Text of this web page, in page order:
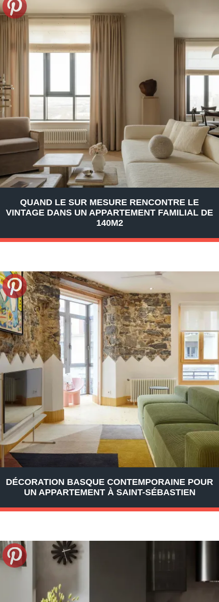
QUAND LE SUR MESURE RENCONTRE LE
VINTAGE DANS UN APPARTEMENT FAMILIAL DE
140M2
DÉCORATION BASQUE CONTEMPORAINE POUR
UN APPARTEMENT À SAINT-SÉBASTIEN